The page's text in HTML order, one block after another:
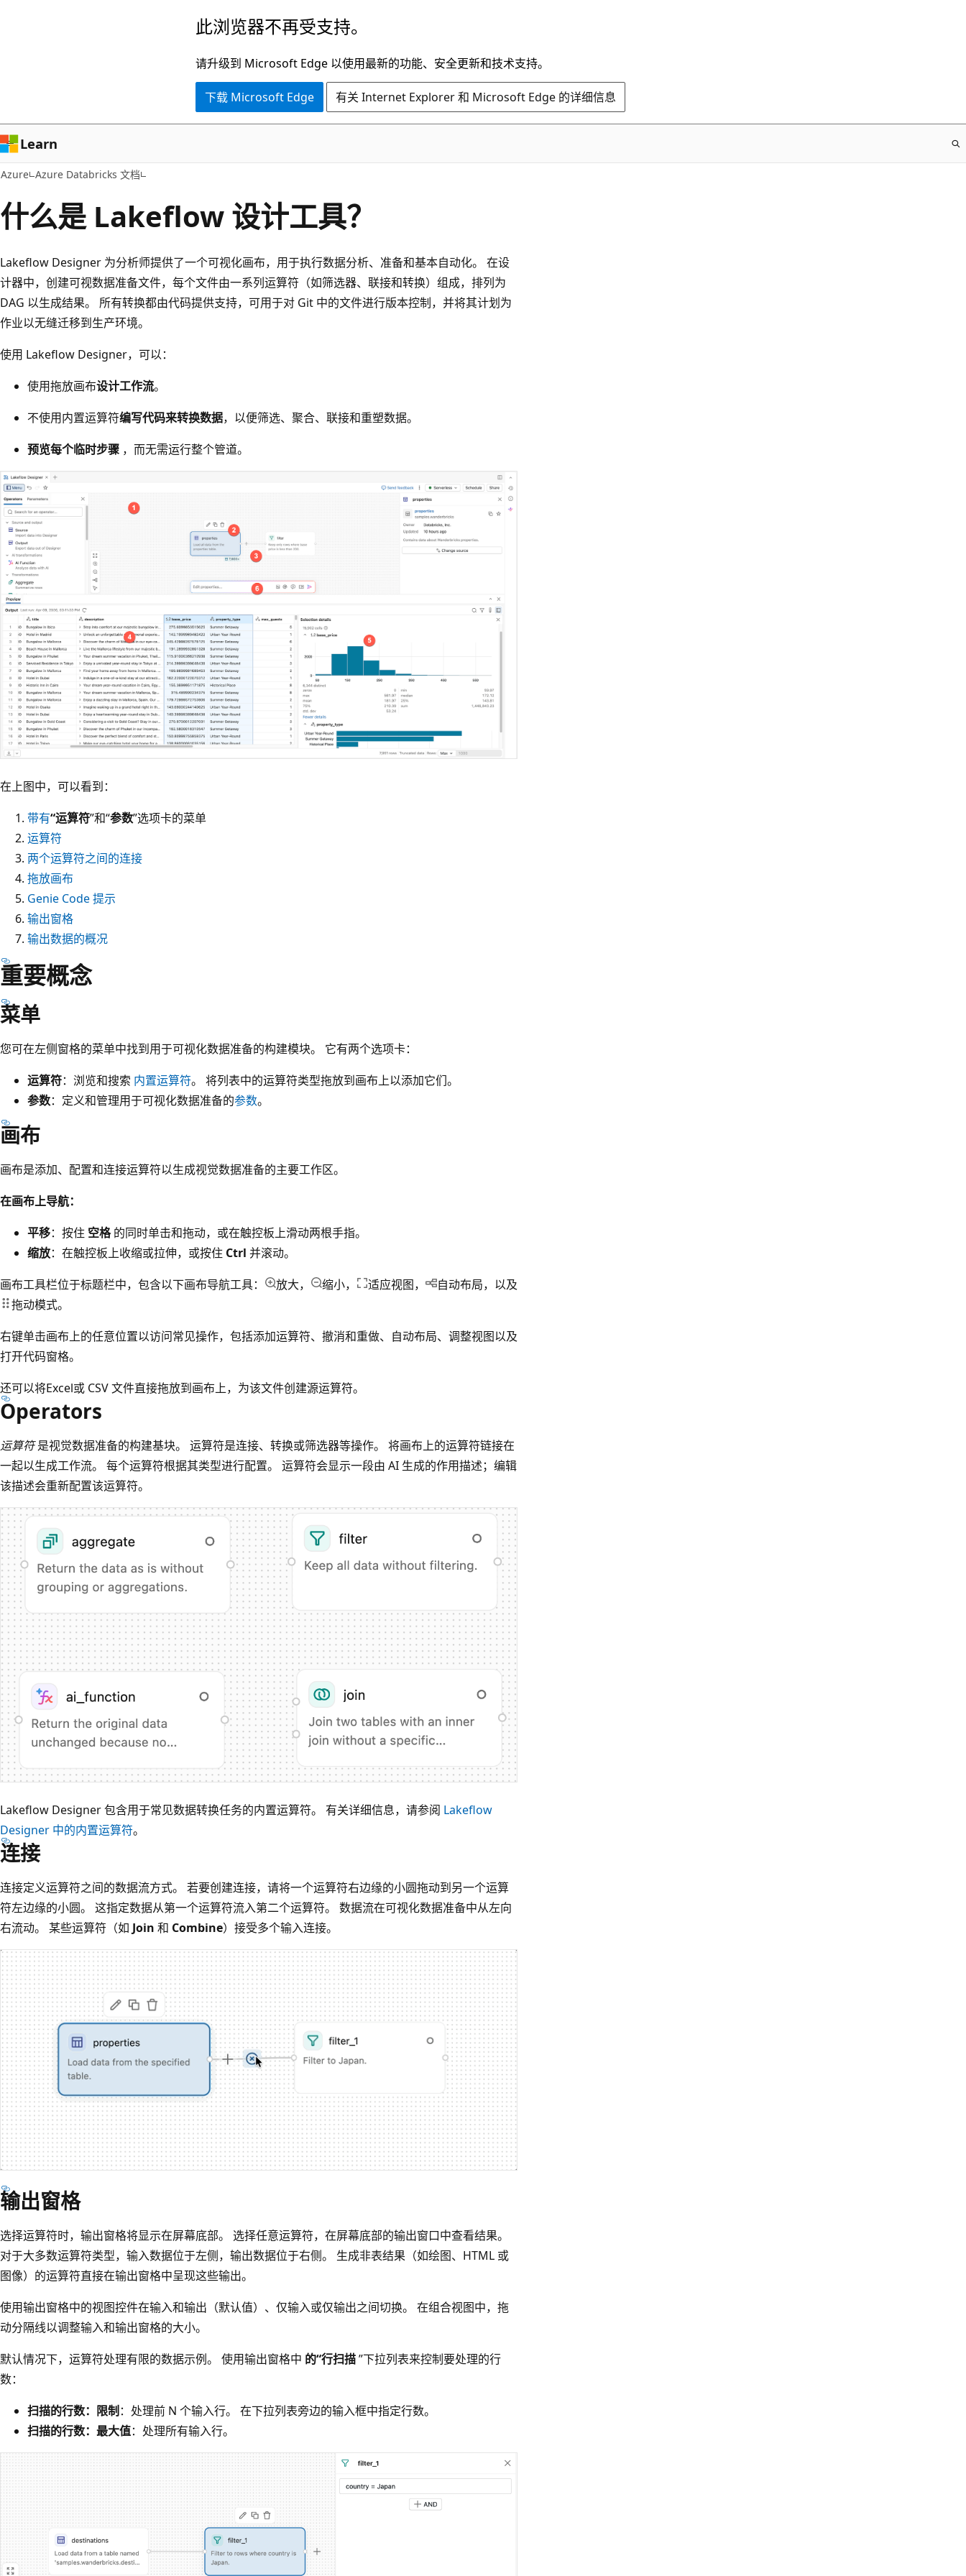
容
此浏览器不再受支持。
请升级到 Microsoft Edge 以使用最新的功能、安全更新和技术支持。
下载 Microsoft Edge 有关 Internet Explorer 和 Microsoft Edge 的详细信息
Learn
Azure Azure Databricks 文档
什么是 Lakeflow 设计工具？
Lakeflow Designer 为分析师提供了一个可视化画布，用于执行数据分析、准备和基本自动化。 在设
计器中，创建可视数据准备文件，每个文件由一系列运算符（如筛选器、联接和转换）组成，排列为
DAG 以生成结果。 所有转换都由代码提供支持，可用于对 Git 中的文件进行版本控制，并将其计划为
作业以无缝迁移到生产环境。
使用 Lakeflow Designer，可以：
使用拖放画布设计工作流。
不使用内置运算符编写代码来转换数据，以便筛选、聚合、联接和重塑数据。
预览每个临时步骤 ，而无需运行整个管道。
在上图中，可以看到：
带有“运算符”和“参数”选项卡的菜单
运算符
两个运算符之间的连接
拖放画布
Genie Code 提示
输出窗格
输出数据的概况
重要概念
菜单
您可在左侧窗格的菜单中找到用于可视化数据准备的构建模块。 它有两个选项卡：
运算符：浏览和搜索 内置运算符。 将列表中的运算符类型拖放到画布上以添加它们。
参数：定义和管理用于可视化数据准备的参数。
画布
画布是添加、配置和连接运算符以生成视觉数据准备的主要工作区。
在画布上导航：
平移：按住 空格的同时单击和拖动，或在触控板上滑动两根手指。
缩放：在触控板上收缩或拉伸，或按住 Ctrl 并滚动。
画布工具栏位于标题栏中，包含以下画布导航工具：
放大， 缩小， 适应视图，
自动布局，以及
拖动模式。
右键单击画布上的任意位置以访问常见操作，包括添加运算符、撤消和重做、自动布局、调整视图以及
打开代码窗格。
还可以将Excel或 CSV 文件直接拖放到画布上，为该文件创建源运算符。
Operators
运算符是视觉数据准备的构建基块。 运算符是连接、转换或筛选器等操作。 将画布上的运算符链接在
一起以生成工作流。 每个运算符根据其类型进行配置。 运算符会显示一段由 AI 生成的作用描述；编辑
该描述会重新配置该运算符。
Lakeflow Designer 包含用于常见数据转换任务的内置运算符。 有关详细信息，请参阅 Lakeflow
Designer 中的内置运算符。
连接
连接定义运算符之间的数据流方式。 若要创建连接，请将一个运算符右边缘的小圆拖动到另一个运算
符左边缘的小圆。 这指定数据从第一个运算符流入第二个运算符。 数据流在可视化数据准备中从左向
右流动。 某些运算符（如 Join 和 Combine）接受多个输入连接。
输出窗格
选择运算符时，输出窗格将显示在屏幕底部。 选择任意运算符，在屏幕底部的输出窗口中查看结果。
对于大多数运算符类型，输入数据位于左侧，输出数据位于右侧。 生成非表结果（如绘图、HTML 或
图像）的运算符直接在输出窗格中呈现这些输出。
使用输出窗格中的视图控件在输入和输出（默认值）、仅输入或仅输出之间切换。 在组合视图中，拖
动分隔线以调整输入和输出窗格的大小。
默认情况下，运算符处理有限的数据示例。 使用输出窗格中 的“行扫描”下拉列表来控制要处理的行
数：
扫描的行数：限制 ：处理前 N 个输入行。 在下拉列表旁边的输入框中指定行数。
扫描的行数：最大值：处理所有输入行。